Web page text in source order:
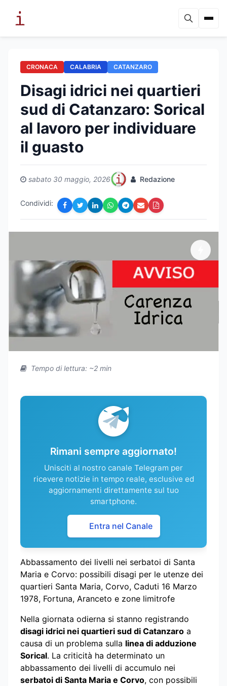
CRONACA CALABRIA CATANZARO
Disagi idrici nei quartieri
sud di Catanzaro: Sorical
al lavoro per individuare
il guasto
sabato 30 maggio, 2026 Redazione
Condividi:
Tempo di lettura: ~2 min
Rimani sempre aggiornato!
Unisciti al nostro canale Telegram per
ricevere notizie in tempo reale, esclusive ed
aggiornamenti direttamente sul tuo
smartphone.
Entra nel Canale
Abbassamento dei livelli nei serbatoi di Santa
Maria e Corvo: possibili disagi per le utenze dei
quartieri Santa Maria, Corvo, Caduti 16 Marzo
1978, Fortuna, Aranceto e zone limitrofe
Nella giornata odierna si stanno registrando
disagi idrici nei quartieri sud di Catanzaro a
causa di un problema sulla linea di adduzione
Sorical. La criticità ha determinato un
abbassamento dei livelli di accumulo nei
serbatoi di Santa Maria e Corvo, con possibili